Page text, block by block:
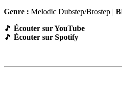
Genre : Melodic Dubstep/Brostep |
🎵 Écouter sur YouTube
🎵 Écouter sur Spotify